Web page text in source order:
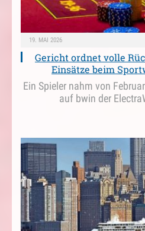
19. MAI 2026
Gericht ordnet volle
Einsätze beim
Ein Spieler nahm von
auf bwin der